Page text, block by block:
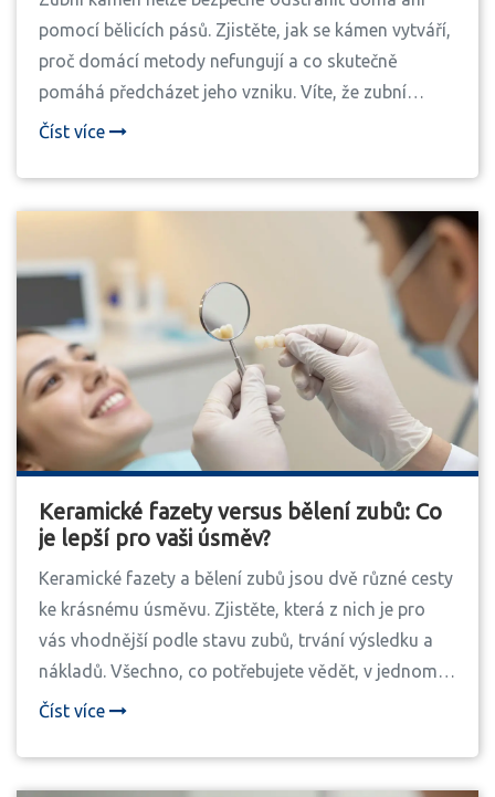
pomocí bělicích pásů. Zjistěte, jak se kámen vytváří,
proč domácí metody nefungují a co skutečně
pomáhá předcházet jeho vzniku. Víte, že zubní
kámen může vést k ztrátě zubů?
Číst více
Keramické fazety versus bělení zubů: Co
je lepší pro vaši úsměv?
Keramické fazety a bělení zubů jsou dvě různé cesty
ke krásnému úsměvu. Zjistěte, která z nich je pro
vás vhodnější podle stavu zubů, trvání výsledku a
nákladů. Všechno, co potřebujete vědět, v jednom
přehledu.
Číst více